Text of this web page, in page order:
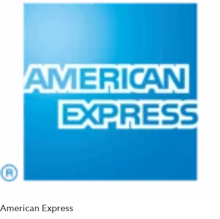
American Express